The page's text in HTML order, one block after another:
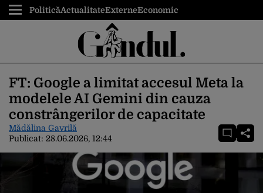
PoliticăActualitateExterneEconomic
FT: Google a limitat accesul Meta la
modelele AI Gemini din cauza
constrângerilor de capacitate
Mădălina Gavrilă
Publicat: 28.06.2026, 12:44